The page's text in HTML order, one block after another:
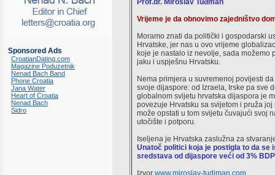
Sponsored Ads
CroatianDating.com
Magazine Poduzetnik
Nenad Bach Band
Phone Croatia
Jana Water
Heart of Croatia
Nenad Bach
Sidro
Prof.dr. Miroslav Tuđman
Vrijeme je da obnovimo zajedništvo
Moramo znati da politički i gospodarski
Hrvatske, jer nas u ovo vrijeme
koje je nastalo iz nevolje, sada
jaku i uspješnu Hrvatsku.
Nema primjera u suvremenoj povijesti
svoje dijaspore: od Izraela, Irske pa sve
globalnom svijetu hrvatska dijaspora je
povezuje Hrvatsku sa svijetom i pruža
može opstati u tom svijetu čuvajući svoj
utočište i potporu.
Iseljena je Hrvatska zaslužna za
Unatoč politici koja je postigla to da se
sredstava od dijaspore veći od 3%
Izvor www.miroslav-tudjman.com